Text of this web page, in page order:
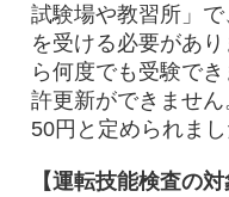
試験場や教習所」
を受ける必要があ
ら何度でも受験で
許更新ができませ
50円と定められまし
【運転技能検査の